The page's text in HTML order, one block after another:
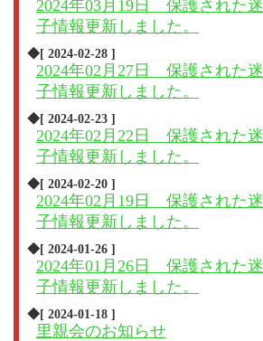
2024年03月19日 保護された迷
子情報更新しました。
◆[ 2024-02-28 ]
2024年02月27日 保護された迷
子情報更新しました。
◆[ 2024-02-23 ]
2024年02月22日 保護された迷
子情報更新しました。
◆[ 2024-02-20 ]
2024年02月19日 保護された迷
子情報更新しました。
◆[ 2024-01-26 ]
2024年01月26日 保護された迷
子情報更新しました。
◆[ 2024-01-18 ]
里親会のお知らせ